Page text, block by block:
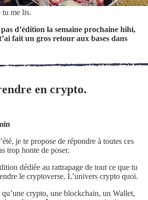
tu me lis.
d’édition la semaine prochaine hihi,
fait un gros retour aux bases dans
en crypto.
je te propose de répondre à toutes ces
trop honte de poser.
dédiée au rattrapage de tout ce que tu
le cryptoverse. L’univers crypto quoi.
crypto, une blockchain, un Wallet,